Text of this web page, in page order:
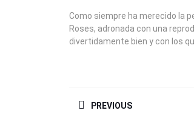
Como siempre ha merecido la
Roses, adronada con una
divertidamente bien y con los
PREVIOUS